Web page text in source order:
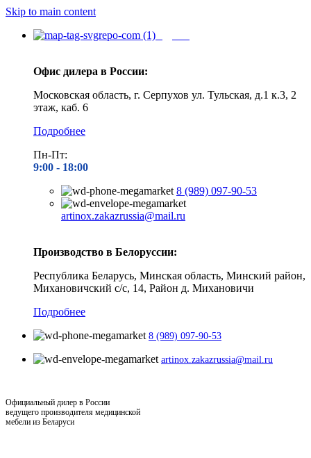
Skip to main content
Офис дилера в России:
Московская область, г. Серпухов ул. Тульская, д.1 к.3, 2
этаж, каб. 6
Подробнее
Пн-Пт:
9:00 - 18:00
8 (989) 097-90-53
artinox.zakazrussia@mail.ru
Производство в Белоруссии:
Республика Беларусь, Минская область, Минский район,
Михановичский с/с, 14, Район д. Михановичи
Подробнее
8 (989) 097-90-53
artinox.zakazrussia@mail.ru
Официальный дилер в России
ведущего производителя медицинской
мебели из Беларуси